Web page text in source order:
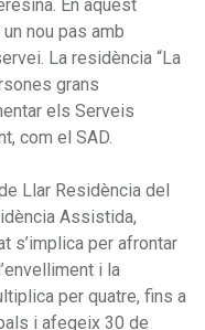
En aquest
nou pas amb
La residència “La
grans
els Serveis
com el SAD.
Llar Residència del
Assistida,
s’implica per afrontar
i la
per quatre, fins a
i afegeix 30 de